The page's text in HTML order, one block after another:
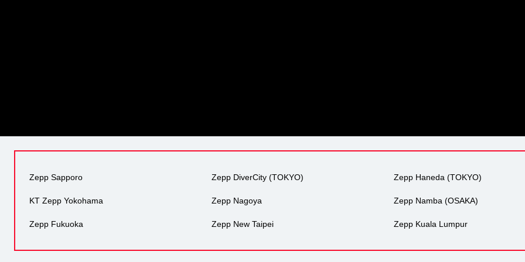
Zepp Sapporo Zepp DiverCity (TOKYO) Zepp Haneda (TOKYO)
KT Zepp Yokohama Zepp Nagoya Zepp Namba (OSAKA)
Zepp Fukuoka Zepp New Taipei Zepp Kuala Lumpur